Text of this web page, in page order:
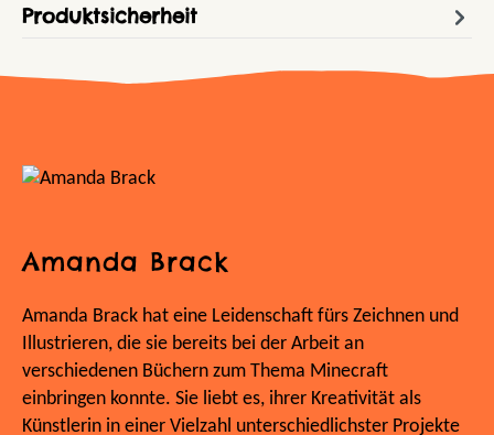
Produktsicherheit
Amanda Brack
Amanda Brack hat eine Leidenschaft fürs Zeichnen und
Illustrieren, die sie bereits bei der Arbeit an
verschiedenen Büchern zum Thema Minecraft
einbringen konnte. Sie liebt es, ihrer Kreativität als
Künstlerin in einer Vielzahl unterschiedlichster Projekte